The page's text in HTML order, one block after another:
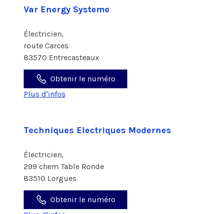
Var Energy Systeme
Électricien,
route Carces
83570 Entrecasteaux
Obtenir le numéro
Plus d'infos
Techniques Electriques Modernes
Électricien,
299 chem Table Ronde
83510 Lorgues
Obtenir le numéro